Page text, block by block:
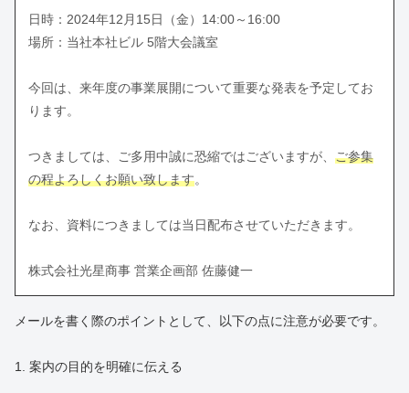
日時：2024年12月15日（金）14:00～16:00
場所：当社本社ビル 5階大会議室
今回は、来年度の事業展開について重要な発表を予定してお
ります。
つきましては、ご多用中誠に恐縮ではございますが、 ご参集
の程よろしくお願い致します。
なお、資料につきましては当日配布させていただきます。
株式会社光星商事 営業企画部 佐藤健一
メールを書く際のポイントとして、以下の点に注意が必要です。
1. 案内の目的を明確に伝える